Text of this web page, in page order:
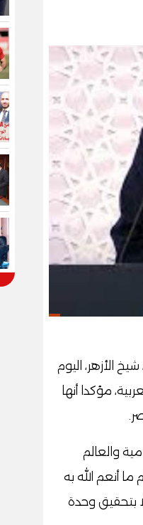
الأزهر، اليوم
مؤكدا أنها
والعالم
أنعم الله به
بتحقيق وحدة